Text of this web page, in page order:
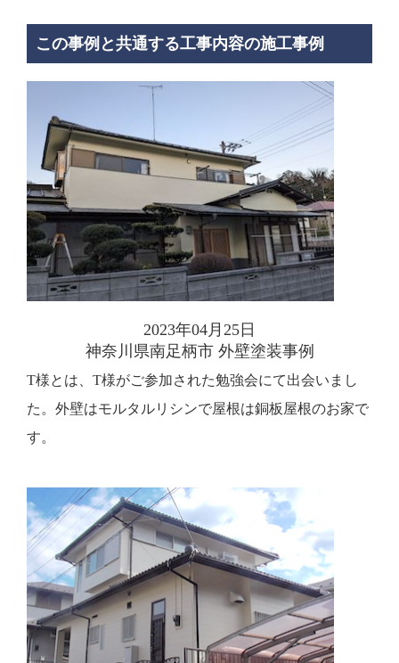
この事例と共通する工事内容の施工事例
2023年04月25日
神奈川県南足柄市 外壁塗装事例
T様とは、T様がご参加された勉強会にて出会いまし
た。外壁はモルタルリシンで屋根は銅板屋根のお家で
す。